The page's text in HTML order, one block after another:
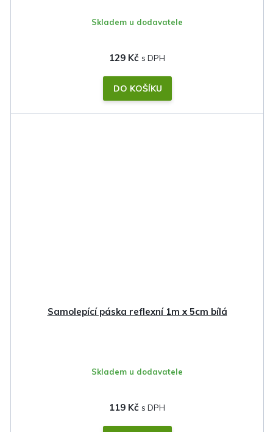
Skladem u dodavatele
129 Kč
DO KOŠÍKU
Samolepící páska reflexní 1m x 5cm bílá
Skladem u dodavatele
119 Kč